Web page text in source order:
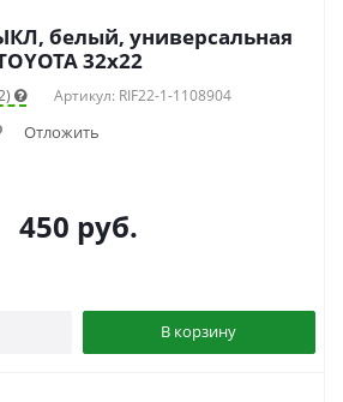
белый, универсальная
32x22
Артикул: RIF22-1-1108904
Отложить
450 руб.
В корзину